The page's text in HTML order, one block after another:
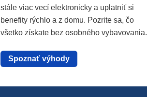
stále viac vecí elektronicky a uplatniť si
benefity rýchlo a z domu. Pozrite sa, čo
všetko získate bez osobného vybavovania.
Spoznať výhody